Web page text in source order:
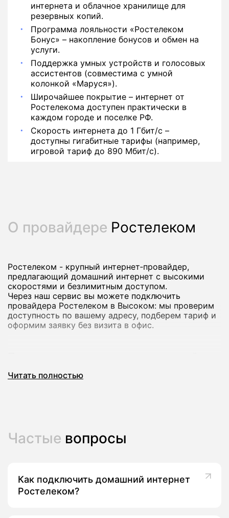
интернета и облачное хранилище для
резервных копий.
Программа лояльности «Ростелеком
Бонус» – накопление бонусов и обмен на
услуги.
Поддержка умных устройств и голосовых
ассистентов (совместима с умной
колонкой «Маруся»).
Широчайшее покрытие – интернет от
Ростелекома доступен практически в
каждом городе и поселке РФ.
Скорость интернета до 1 Гбит/с –
доступны гигабитные тарифы (например,
игровой тариф до 890 Мбит/с).
О провайдере Ростелеком
Ростелеком - крупный интернет‑провайдер,
предлагающий домашний интернет с высокими
скоростями и безлимитным доступом.
Через наш сервис вы можете подключить
провайдера Ростелеком в Высоком: мы проверим
доступность по вашему адресу, подберем тариф и
оформим заявку без визита в офис.
скоростью до сотен мегабит в секунду, а на ряде
адресов - до 800-1000 Мбит/с, что подходит для
Ключевые преимущества провайдера Ростелеком в
Высоком:
Читать полностью
Частые вопросы
Как подключить домашний интернет
Ростелеком?